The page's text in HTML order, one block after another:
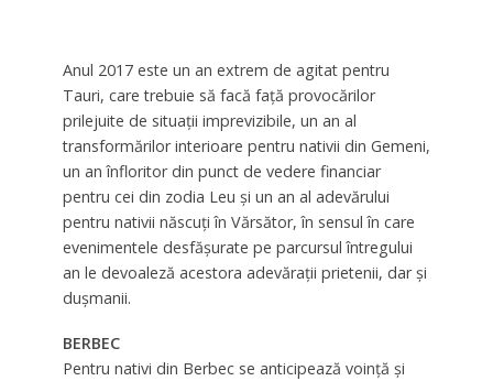
Anul 2017 este un an extrem de agitat pentru
Tauri, care trebuie să facă față provocărilor
prilejuite de situații imprevizibile, un an al
transformărilor interioare pentru nativii din Gemeni,
un an înfloritor din punct de vedere financiar
pentru cei din zodia Leu și un an al adevărului
pentru nativii născuți în Vărsător, în sensul în care
evenimentele desfășurate pe parcursul întregului
an le devoaleză acestora adevărații prietenii, dar și
dușmanii.
BERBEC
Pentru nativi din Berbec se anticipează voinţă şi